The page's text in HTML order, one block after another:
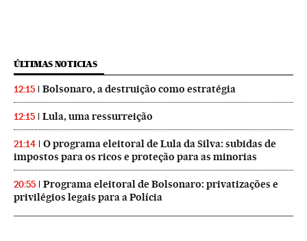
ÚLTIMAS NOTICIAS
12:15 Bolsonaro, a destruição como estratégia
12:15 Lula, uma ressurreição
21:14
O programa eleitoral de Lula da Silva: subidas de
impostos para os ricos e proteção para as minorias
20:55
Programa eleitoral de Bolsonaro: privatizações e
privilégios legais para a Polícia